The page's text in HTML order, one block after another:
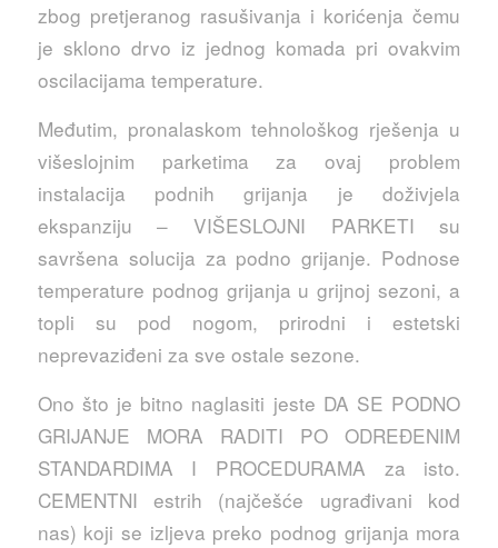
zbog pretjeranog rasušivanja i korićenja čemu
je sklono drvo iz jednog komada pri ovakvim
oscilacijama temperature.
Međutim, pronalaskom tehnološkog rješenja u
višeslojnim parketima za ovaj problem
instalacija podnih grijanja je doživjela
ekspanziju – VIŠESLOJNI PARKETI su
savršena solucija za podno grijanje. Podnose
temperature podnog grijanja u grijnoj sezoni, a
topli su pod nogom, prirodni i estetski
neprevaziđeni za sve ostale sezone.
Ono što je bitno naglasiti jeste DA SE PODNO
GRIJANJE MORA RADITI PO ODREĐENIM
STANDARDIMA I PROCEDURAMA za isto.
CEMENTNI estrih (najčešće ugrađivani kod
nas) koji se izljeva preko podnog grijanja mora